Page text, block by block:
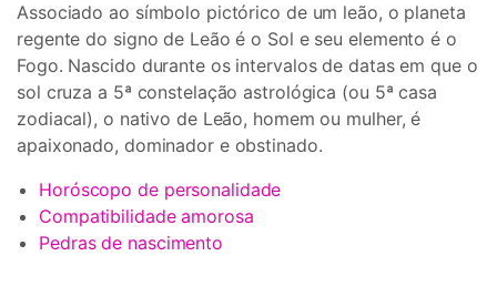
Associado ao símbolo pictórico de um leão, o planeta
regente do signo de Leão é o Sol e seu elemento é o
Fogo. Nascido durante os intervalos de datas em que o
sol cruza a 5ª constelação astrológica (ou 5ª casa
zodiacal), o nativo de Leão, homem ou mulher, é
apaixonado, dominador e obstinado.
Horóscopo de personalidade
Compatibilidade amorosa
Pedras de nascimento